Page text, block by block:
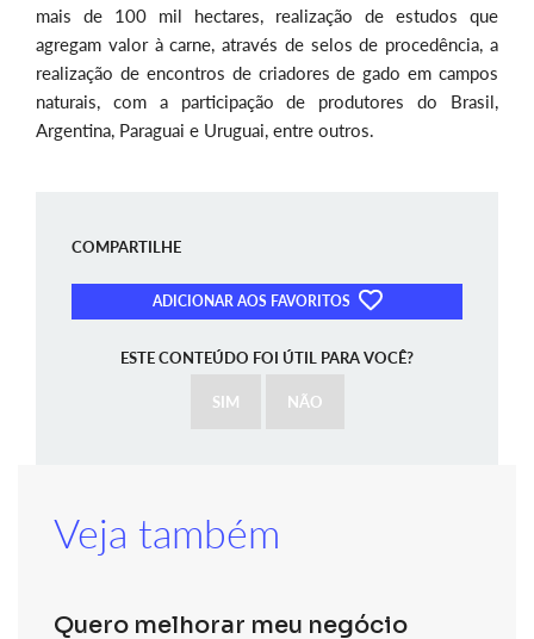
mais de 100 mil hectares, realização de estudos que
agregam valor à carne, através de selos de procedência, a
realização de encontros de criadores de gado em campos
naturais, com a participação de produtores do Brasil,
Argentina, Paraguai e Uruguai, entre outros.
COMPARTILHE
ADICIONAR AOS FAVORITOS
ESTE CONTEÚDO FOI ÚTIL PARA VOCÊ?
SIM NÃO
Veja também
Quero melhorar meu negócio